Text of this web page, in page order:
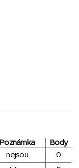
Poznámka
Body
nejsou
0